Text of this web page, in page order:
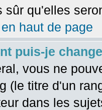
sûr qu'elles
haut de page
puis-je
vous ne
(le titre d'un
dans les